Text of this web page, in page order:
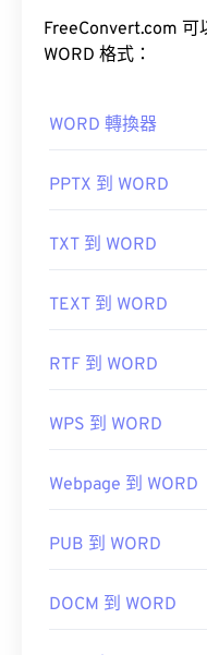
FreeConvert.com
WORD 格式：
WORD 轉換器
PPTX 到 WORD
TXT 到 WORD
TEXT 到 WORD
RTF 到 WORD
WPS 到 WORD
Webpage 到 WORD
PUB 到 WORD
DOCM 到 WORD